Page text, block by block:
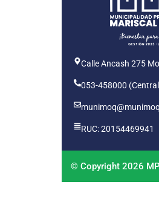
Calle Ancash 275
053-458000
RUC: 20154469941
© Copyright 2026